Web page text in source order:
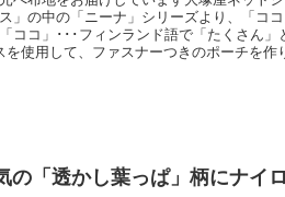
」の中の「ニーナ」シリーズより、「コ
コ」･･･フィンランド語で「たくさん」
を使用して、ファスナーつきのポーチを
の「透かし葉っぱ」柄にナイ